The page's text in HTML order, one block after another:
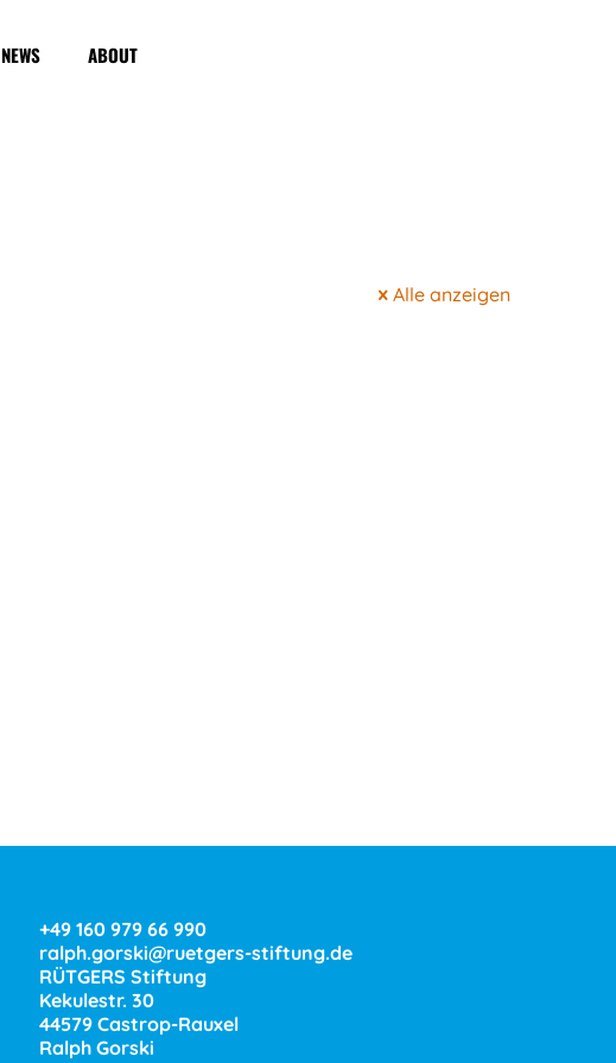
NEWS ABOUT
Alle anzeigen
+49 160 979 66 990
ralph.gorski@ruetgers-stiftung.de
RÜTGERS Stiftung
Kekulestr. 30
44579 Castrop-Rauxel
Ralph Gorski